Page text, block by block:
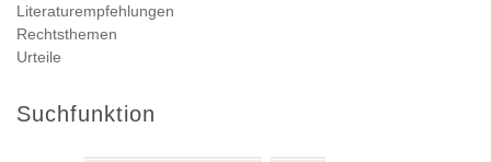
Literaturempfehlungen
Rechtsthemen
Urteile
Suchfunktion